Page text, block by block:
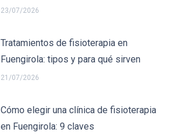
23/07/2026
Tratamientos de fisioterapia en
Fuengirola: tipos y para qué sirven
21/07/2026
Cómo elegir una clínica de fisioterapia
en Fuengirola: 9 claves